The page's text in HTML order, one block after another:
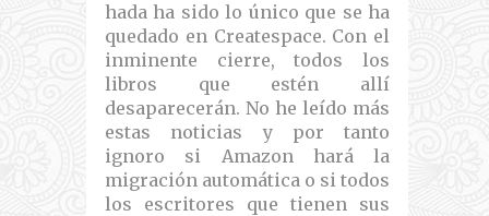
hada ha sido lo único que se ha
quedado en Createspace. Con el
inminente cierre, todos los
libros que estén allí
desaparecerán. No he leído más
estas noticias y por tanto
ignoro si Amazon hará la
migración automática o si todos
los escritores que tienen sus